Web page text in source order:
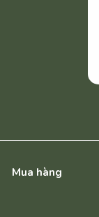
Mua hàng